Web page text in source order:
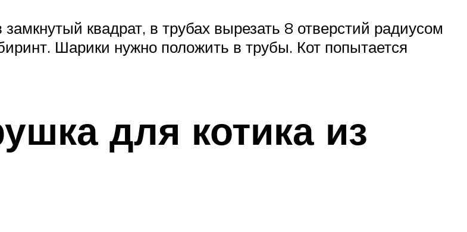
квадрат, в трубах вырезать 8 отверстий радиусом
Шарики нужно положить в трубы. Кот попытается
для котика из